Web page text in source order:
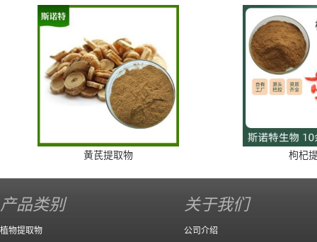
黄芪提取物 枸杞
产品类别
植物提取物
关于我们
公司介绍